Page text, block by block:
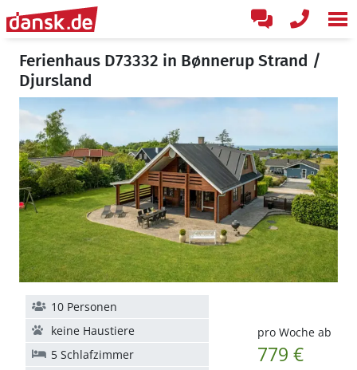
Ferienhaus D73332 in Bønnerup Strand /
Djursland
pro Woche ab
779 €
10 Personen
keine Haustiere
5 Schlafzimmer